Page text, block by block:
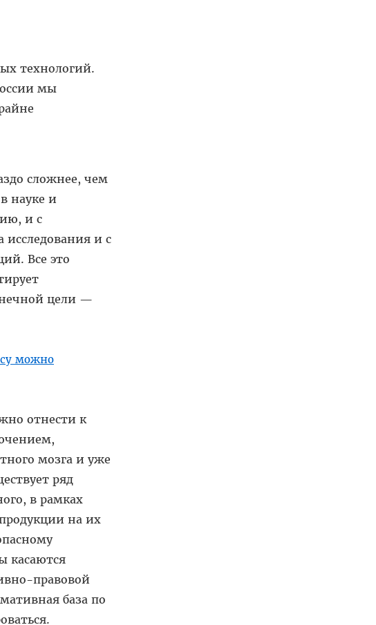
технологий.
мы
сложнее, чем
науке и
и с
исследования и с
Все это
цели —
можно
отнести к
мозга и уже
ряд
в рамках
на их
касаются
правовой
база по